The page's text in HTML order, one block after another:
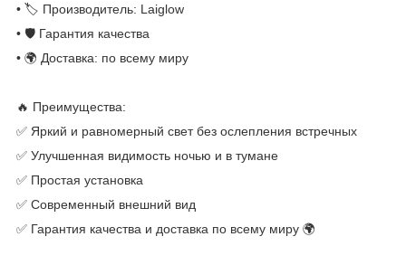
• 🏷 Производитель: Laiglow
• 🛡 Гарантия качества
• 🌍 Доставка: по всему миру
🔥 Преимущества:
✅ Яркий и равномерный свет без ослепления встречных
✅ Улучшенная видимость ночью и в тумане
✅ Простая установка
✅ Современный внешний вид
✅ Гарантия качества и доставка по всему миру 🌍